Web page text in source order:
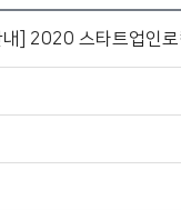
내] 2020 스타트업인